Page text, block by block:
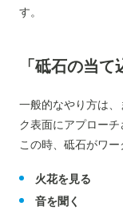
す。
「砥石の当て
一般的なやり方は
ク表面にアプローチ
この時、砥石がワ
火花を見る
音を聞く